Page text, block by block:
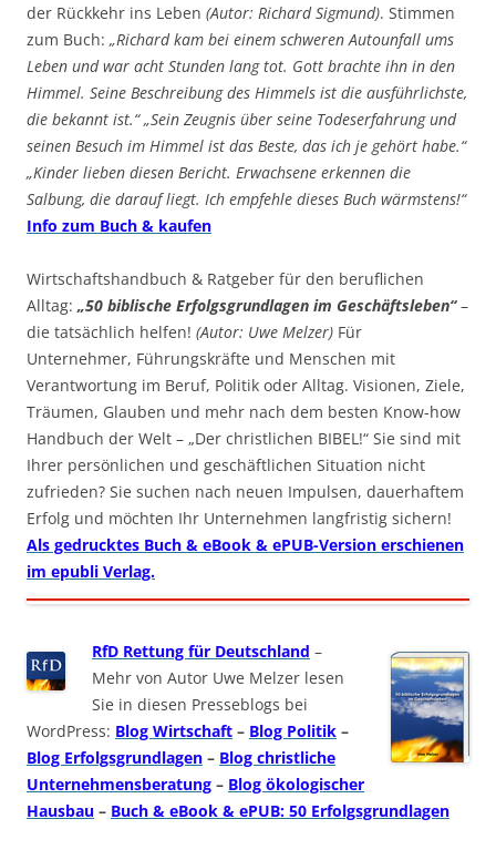
der Rückkehr ins Leben (Autor: Richard Sigmund). Stimmen
zum Buch: „Richard kam bei einem schweren Autounfall ums
Leben und war acht Stunden lang tot. Gott brachte ihn in den
Himmel. Seine Beschreibung des Himmels ist die ausführlichste,
die bekannt ist.“ „Sein Zeugnis über seine Todeserfahrung und
seinen Besuch im Himmel ist das Beste, das ich je gehört habe.“
„Kinder lieben diesen Bericht. Erwachsene erkennen die
Salbung, die darauf liegt. Ich empfehle dieses Buch wärmstens!“
Info zum Buch & kaufen
Wirtschaftshandbuch & Ratgeber für den beruflichen
Alltag: „50 biblische Erfolgsgrundlagen im Geschäftsleben“–
die tatsächlich helfen! (Autor: Uwe Melzer) Für
Unternehmer, Führungskräfte und Menschen mit
Verantwortung im Beruf, Politik oder Alltag. Visionen, Ziele,
Träumen, Glauben und mehr nach dem besten Know-how
Handbuch der Welt – „Der christlichen BIBEL!“ Sie sind mit
Ihrer persönlichen und geschäftlichen Situation nicht
zufrieden? Sie suchen nach neuen Impulsen, dauerhaftem
Erfolg und möchten Ihr Unternehmen langfristig sichern!
Als gedrucktes Buch & eBook & ePUB-Version erschienen
im epubli Verlag.
RfD Rettung für Deutschland –
Mehr von Autor Uwe Melzer lesen
Sie in diesen Presseblogs bei
WordPress: Blog Wirtschaft – Blog Politik –
Blog Erfolgsgrundlagen – Blog christliche
Unternehmensberatung – Blog ökologischer
Hausbau – Buch & eBook & ePUB: 50 Erfolgsgrundlagen